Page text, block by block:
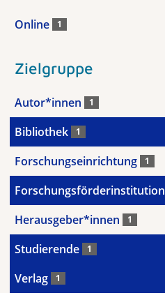
Online 1
Zielgruppe
Autor*innen 1
Bibliothek 1
Forschungseinrichtung 1
Forschungsförderinstitution
Herausgeber*innen 1
Studierende 1
Verlag 1